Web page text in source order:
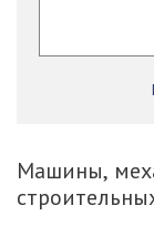
Машины,